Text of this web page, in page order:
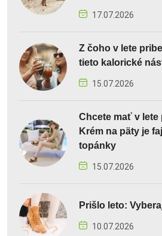
17.07.2026
Z čoho v lete
tieto kalorické
15.07.2026
Chcete mať v
Krém na päty je
topánky
15.07.2026
Prišlo leto:
10.07.2026